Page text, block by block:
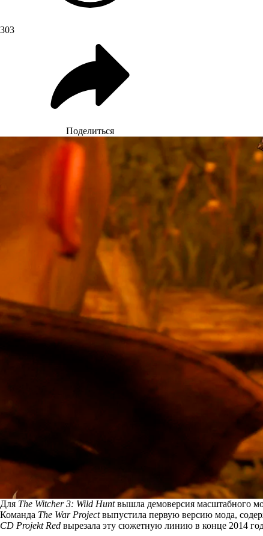
303
Поделиться
Для The Witcher 3: Wild Huntвышла демоверсия масштабного
Команда The War Project выпустила первую версию мода,
CD Projekt Red вырезала эту сюжетную линию в конце 2014